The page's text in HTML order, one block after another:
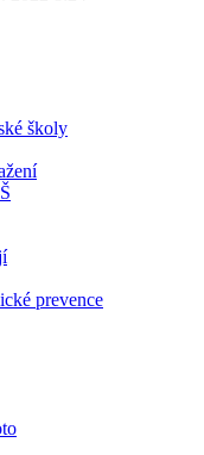
školy
prevence